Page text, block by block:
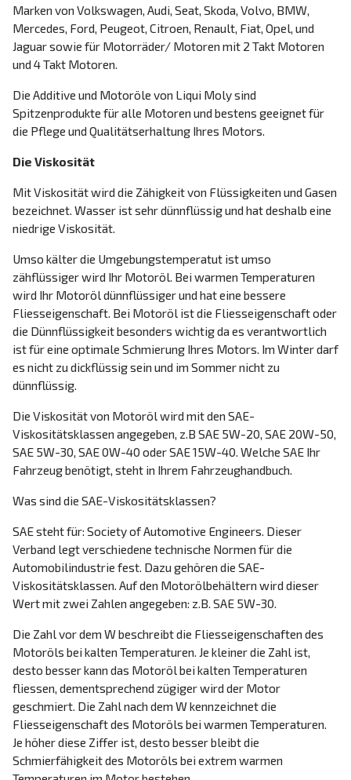
Marken von Volkswagen, Audi, Seat, Skoda, Volvo, BMW,
Mercedes, Ford, Peugeot, Citroen, Renault, Fiat, Opel, und
Jaguar sowie für Motorräder/ Motoren mit 2 Takt Motoren
und 4 Takt Motoren.
Die Additive und Motoröle von Liqui Moly sind
Spitzenprodukte für alle Motoren und bestens geeignet für
die Pflege und Qualitätserhaltung Ihres Motors.
Die Viskosität
Mit Viskosität wird die Zähigkeit von Flüssigkeiten und Gasen
bezeichnet. Wasser ist sehr dünnflüssig und hat deshalb eine
niedrige Viskosität.
Umso kälter die Umgebungstemperatut ist umso
zähflüssiger wird Ihr Motoröl. Bei warmen Temperaturen
wird Ihr Motoröl dünnflüssiger und hat eine bessere
Fliesseigenschaft. Bei Motoröl ist die Fliesseigenschaft oder
die Dünnflüssigkeit besonders wichtig da es verantwortlich
ist für eine optimale Schmierung Ihres Motors. Im Winter darf
es nicht zu dickflüssig sein und im Sommer nicht zu
dünnflüssig.
Die Viskosität von Motoröl wird mit den SAE-
Viskositätsklassen angegeben, z.B SAE 5W-20, SAE 20W-50,
SAE 5W-30, SAE 0W-40 oder SAE 15W-40. Welche SAE Ihr
Fahrzeug benötigt, steht in Ihrem Fahrzeughandbuch.
Was sind die SAE-Viskositätsklassen?
SAE steht für: Society of Automotive Engineers. Dieser
Verband legt verschiedene technische Normen für die
Automobilindustrie fest. Dazu gehören die SAE-
Viskositätsklassen. Auf den Motorölbehältern wird dieser
Wert mit zwei Zahlen angegeben: z.B. SAE 5W-30.
Die Zahl vor dem W beschreibt die Fliesseigenschaften des
Motoröls bei kalten Temperaturen. Je kleiner die Zahl ist,
desto besser kann das Motoröl bei kalten Temperaturen
fliessen, dementsprechend zügiger wird der Motor
geschmiert. Die Zahl nach dem W kennzeichnet die
Fliesseigenschaft des Motoröls bei warmen Temperaturen.
Je höher diese Ziffer ist, desto besser bleibt die
Schmierfähigkeit des Motoröls bei extrem warmen